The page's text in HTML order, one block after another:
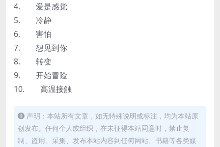
4. 爱是感觉
5. 冷静
6. 害怕
7. 想见到你
8. 转变
9. 开始冒险
10. 高温接触
声明：本站所有文章，如无特殊说明或标注，均为本站原
创发布。任何个人或组织，在未征得本站同意时，禁止复
制、盗用、采集、发布本站内容到任何网站、书籍等各类媒